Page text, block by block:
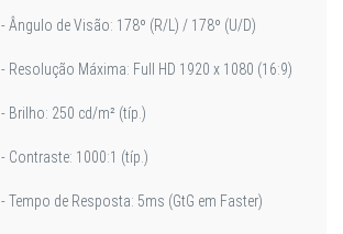
- Ângulo de Visão: 178º (R/L) / 178º (U/D)
- Resolução Máxima: Full HD 1920 x 1080 (16:9)
- Brilho: 250 cd/m² (típ.)
- Contraste: 1000:1 (típ.)
- Tempo de Resposta: 5ms (GtG em Faster)